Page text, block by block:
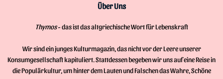
Über Uns
Thymos- das ist das altgriechische Wort für Lebenskraft
Wir sind ein junges Kulturmagazin, das nicht vor der Leere unserer
Konsumgesellschaft kapituliert. Stattdessen begeben wir uns auf eine Reise in
die Populärkultur, um hinter dem Lauten und Falschen das Wahre, Schöne